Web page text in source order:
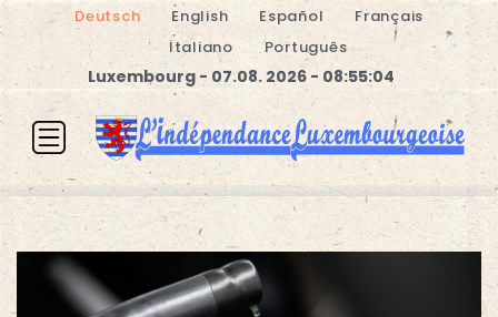
Deutsch English Español
Français
Italiano
Português
Luxembourg - 07.08. 2026 - 08:55:04